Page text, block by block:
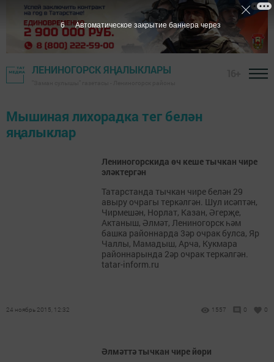
ЛЕНИНОГОРСК ЯҢАЛЫКЛАРЫ
Мышиная лихорадка тег белән
яңалыклар
Лениногорскида өч кеше тычкан чире
эләктергән
Татарстанда тычкан чире белән 29
авыру очрагы теркәлгән. Шул исәптән,
Чирмешән, Норлат, Казан, Әгерҗе,
Актаныш, Әлмәт, Лениногорск һәм
башка районнарда 3әр очрак булса, Яр
Чаллы, Мамадыш, Арча, Кукмара
районнарында 2әр очрак теркәлгән.
tatar-inform.ru
24 ноябрь 2015, 12:32 1557 0 0
Әлмәттә тычкан чире йөри
6 Автоматическое закрытие баннера через